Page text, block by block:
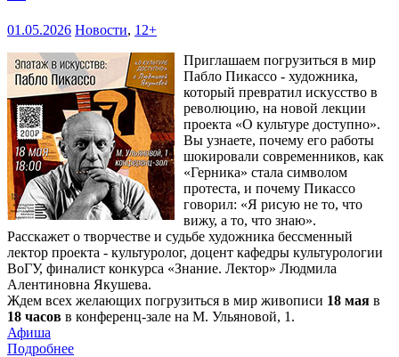
01.05.2026 Новости, 12+
Приглашаем погрузиться в мир
Пабло Пикассо - художника,
который превратил искусство в
революцию, на новой лекции
проекта «О культуре доступно».
Вы узнаете, почему его работы
шокировали современников, как
«Герника» стала символом
протеста, и почему Пикассо
говорил: «Я рисую не то, что
вижу, а то, что знаю».
Расскажет о творчестве и судьбе художника бессменный
лектор проекта - культуролог, доцент кафедры культурологии
ВоГУ, финалист конкурса «Знание. Лектор» Людмила
Алентиновна Якушева.
Ждем всех желающих погрузиться в мир живописи 18 мая в
18 часов в конференц-зале на М. Ульяновой, 1.
Афиша
Подробнее